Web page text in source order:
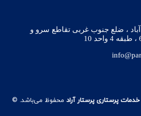
، ضلع جنوب غربی تقاطع سرو و
پرستاری پرستار آراد محفوظ می‌باشد. ©